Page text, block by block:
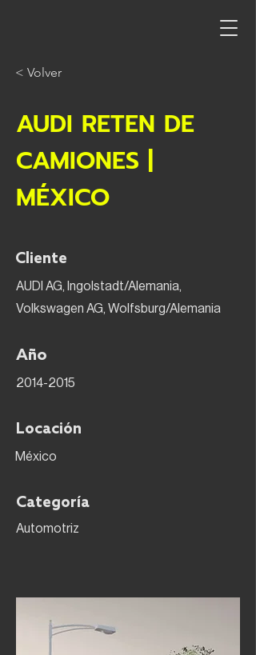
< Volver
AUDI RETEN DE
CAMIONES |
MÉXICO
Cliente
AUDI AG, Ingolstadt/Alemania,
Volkswagen AG, Wolfsburg/Alemania
Año
2014-2015
Locación
México
Categoría
Automotriz